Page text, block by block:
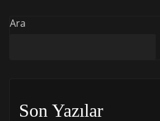
Ara
Son Yazılar